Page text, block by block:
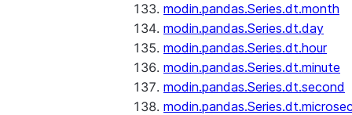
modin.pandas.Series.dt.month
modin.pandas.Series.dt.day
modin.pandas.Series.dt.hour
modin.pandas.Series.dt.minute
modin.pandas.Series.dt.second